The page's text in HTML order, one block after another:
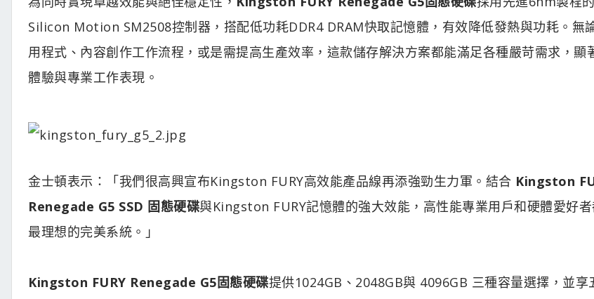
Silicon Motion SM2508控制器，搭配低功耗DDR4 DRAM快取記憶體，有效降低發熱與功耗。無
用程式、內容創作工作流程，或是需提高生產效率，這款儲存解決方案都能滿足各種嚴苛需求，顯
體驗與專業工作表現。
金士頓表示：「我們很高興宣布Kingston FURY高效能產品線再添強勁生力軍。結合 Kingston
Renegade G5 SSD 固態硬碟與Kingston FURY記憶體的強大效能，高性能專業用戶和硬體愛好
最理想的完美系統。」
Kingston FURY Renegade G5固態硬碟提供1024GB、2048GB與 4096GB 三種容量選擇，並享